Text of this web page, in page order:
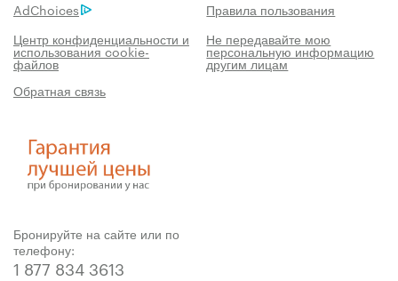
AdChoices
Правила пользования
Центр конфиденциальности и
использования cookie-
файлов
Не передавайте мою
персональную информацию
другим лицам
Обратная связь
Бронируйте на сайте или по
телефону:
1 877 834 3613